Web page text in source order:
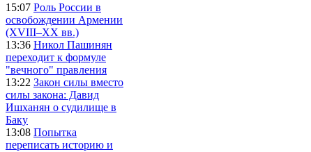
15:07 Роль России в
освобождении Армении
(XVIII–XX вв.)
13:36 Никол Пашинян
переходит к формуле
"вечного" правления
13:22 Закон силы вместо
силы закона: Давид
Ишханян о судилище в
Баку
13:08 Попытка
переписать историю и